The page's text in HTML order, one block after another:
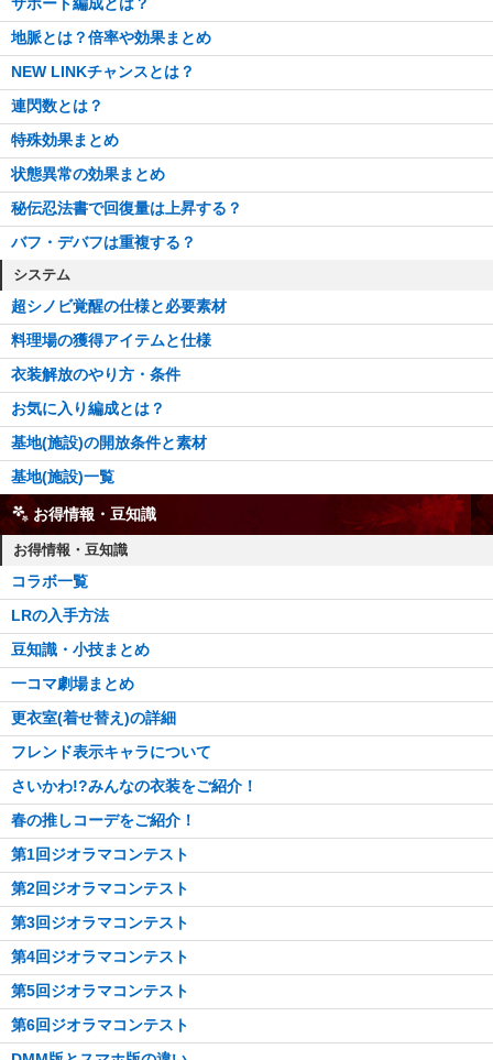
サポート編成とは？
地脈とは？倍率や効果まとめ
NEW LINKチャンスとは？
連閃数とは？
特殊効果まとめ
状態異常の効果まとめ
秘伝忍法書で回復量は上昇する？
バフ・デバフは重複する？
システム
超シノビ覚醒の仕様と必要素材
料理場の獲得アイテムと仕様
衣装解放のやり方・条件
お気に入り編成とは？
基地(施設)の開放条件と素材
基地(施設)一覧
お得情報・豆知識
お得情報・豆知識
コラボ一覧
LRの入手方法
豆知識・小技まとめ
一コマ劇場まとめ
更衣室(着せ替え)の詳細
フレンド表示キャラについて
さいかわ!?みんなの衣装をご紹介！
春の推しコーデをご紹介！
第1回ジオラマコンテスト
第2回ジオラマコンテスト
第3回ジオラマコンテスト
第4回ジオラマコンテスト
第5回ジオラマコンテスト
第6回ジオラマコンテスト